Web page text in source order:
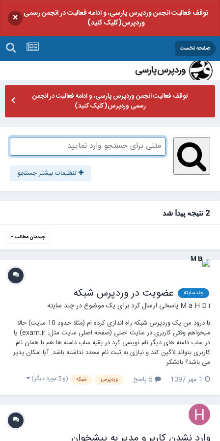
توقف فعالیت انجمن وردپرس پارسی، و ادامه فعالیت در انجمن رسمی
وردپرس(کلیک کنید)
×
صفحه نخست
توقف فعالیت انجمن وردپرس پارسی، و ادامه فعالیت در انجمن
رسمی وردپرس(کلیک کنید)
تنظیمات بیشتر جستجو
2 نتیجه پیدا شد
چیدمان مطالب
چندسایته عضویت در وردپرس شبکه
M a H D i پاسخی ارسال کرد برای یک موضوع درچند سایته
با درود من یک وردپرس شبکه راه اندازی کرده ام (مثلا حدود 10 سایت) حالا
میخواهم وقتی کاربری در سایت اصلی (صفحه اصلی سایت مثل: exam.ir) یا
در ساب دامنه های دیگر نام نویسی کرد در بقیه ساب دامنه ها هم با همان نام
کاربری بتواند لاگین کند و نیازی به ثبت نام مجدد نداشته باشد. آیا امکان پذیر
می باشد؟ باتشکر
1 مهر 1397
وردپرس شبکه (و 5 مورد دیگر)